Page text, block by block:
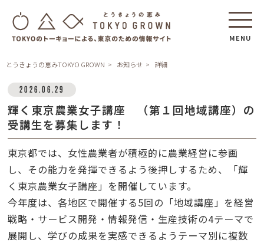
MENU
とうきょうの恵みTOKYO GROWN お知らせ 詳細
2026.06.29
輝く東京農業女子講座 （第１回地域講座）の
受講生を募集します！
東京都では、女性農業者が積極的に農業経営に参画
し、その能力を発揮できるよう後押しするため、「輝
く東京農業女子講座」を開催しています。
今年度は、各地区で開催する5回の「地域講座」を経営
戦略・サービス開発・情報発信・生産技術の4テーマで
展開し、学びの成果を実感できるようテーマ別に複数